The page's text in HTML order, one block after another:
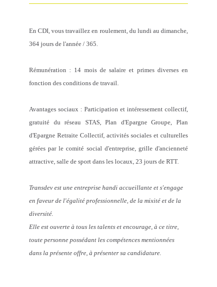
En CDI, vous travaillez en roulement, du lundi au dimanche,
364 jours de l'année / 365.
Rémunération : 14 mois de salaire et primes diverses en
fonction des conditions de travail.
Avantages sociaux : Participation et intéressement collectif,
gratuité du réseau STAS, Plan d'Epargne Groupe, Plan
d'Epargne Retraite Collectif, activités sociales et culturelles
gérées par le comité social d'entreprise, grille d'ancienneté
attractive, salle de sport dans les locaux, 23 jours de RTT.
Transdev est une entreprise handi accueillante et s'engage
en faveur de l'égalité professionnelle, de la mixité et de la
diversité.
Elle est ouverte à tous les talents et encourage, à ce titre,
toute personne possédant les compétences mentionnées
dans la présente offre, à présenter sa candidature.